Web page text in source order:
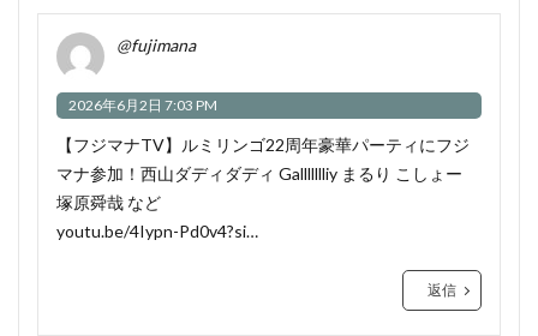
@fujimana
2026年6月2日 7:03 PM
【フジマナTV】ルミリンゴ22周年豪華パーティにフジ
マナ参加！西山ダディダディ Gallllllliy まるり こしょー
塚原舜哉 など
youtu.be/4Iypn-Pd0v4?si…
返信